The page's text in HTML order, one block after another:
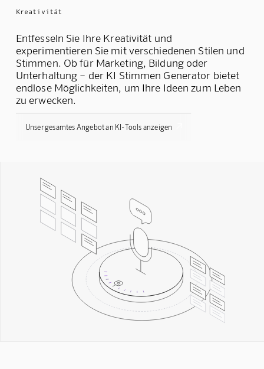
Kreativität
Entfesseln Sie Ihre Kreativität und
experimentieren Sie mit verschiedenen Stilen und
Stimmen. Ob für Marketing, Bildung oder
Unterhaltung – der KI Stimmen Generator bietet
endlose Möglichkeiten, um Ihre Ideen zum Leben
zu erwecken.
Unser gesamtes Angebot an KI-Tools anzeigen